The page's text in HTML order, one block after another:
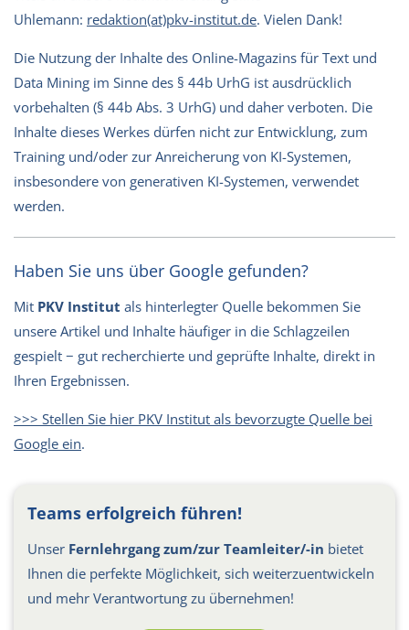
Uhlemann: redaktion(at)pkv-institut.de. Vielen Dank!
Die Nutzung der Inhalte des Online-Magazins für Text und
Data Mining im Sinne des § 44b UrhG ist ausdrücklich
vorbehalten (§ 44b Abs. 3 UrhG) und daher verboten. Die
Inhalte dieses Werkes dürfen nicht zur Entwicklung, zum
Training und/oder zur Anreicherung von KI-Systemen,
insbesondere von generativen KI-Systemen, verwendet
werden.
Haben Sie uns über Google gefunden?
Mit PKV Institut als hinterlegter Quelle bekommen Sie
unsere Artikel und Inhalte häufiger in die Schlagzeilen
gespielt − gut recherchierte und geprüfte Inhalte, direkt in
Ihren Ergebnissen.
>>> Stellen Sie hier PKV Institut als bevorzugte Quelle bei
Google ein.
Teams erfolgreich führen!
Unser Fernlehrgang zum/zur Teamleiter/-in bietet
Ihnen die perfekte Möglichkeit, sich weiterzuentwickeln
und mehr Verantwortung zu übernehmen!